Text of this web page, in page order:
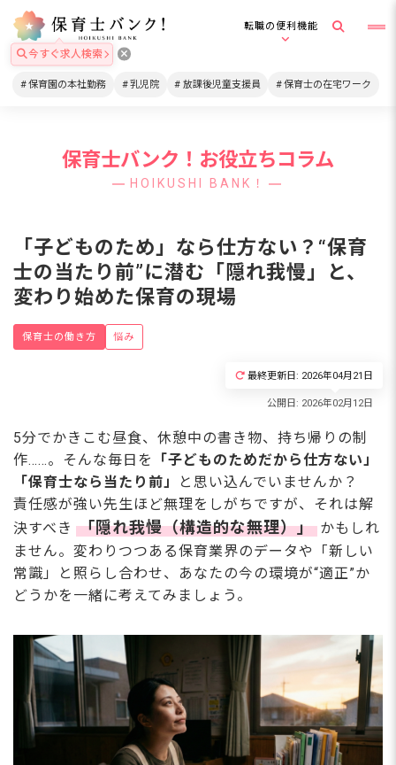
転職の便利機能
今すぐ求人検索
保育園の本社勤務 乳児院 放課後児童支援員 保育士の在宅ワーク
保育士バンク！お役立ちコラム
HOIKUSHI BANK！
「子どものため」なら仕方ない？“保育
士の当たり前”に潜む「隠れ我慢」と、
変わり始めた保育の現場
保育士の働き方 悩み
最終更新日: 2026年04月21日
5分でかきこむ昼食、休憩中の書き物、持ち帰りの制
作……。そんな毎日を
「子どものためだから仕方ない」
「保育士なら当たり前」
と思い込んでいませんか？
責任感が強い先生ほど無理をしがちですが、それは解
決すべき 「隠れ我慢（構造的な無理）」 かもしれ
ません。変わりつつある保育業界のデータや「新しい
常識」と照らし合わせ、あなたの今の環境が“適正”か
どうかを一緒に考えてみましょう。